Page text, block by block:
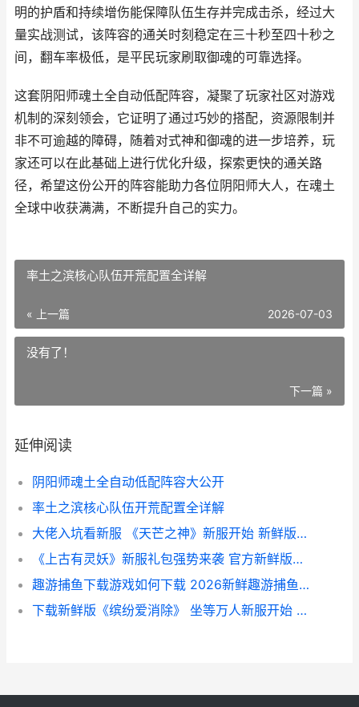
明的护盾和持续增伤能保障队伍生存并完成击杀，经过大
量实战测试，该阵容的通关时刻稳定在三十秒至四十秒之
间，翻车率极低，是平民玩家刷取御魂的可靠选择。
这套阴阳师魂土全自动低配阵容，凝聚了玩家社区对游戏
机制的深刻领会，它证明了通过巧妙的搭配，资源限制并
非不可逾越的障碍，随着对式神和御魂的进一步培养，玩
家还可以在此基础上进行优化升级，探索更快的通关路
径，希望这份公开的阵容能助力各位阴阳师大人，在魂土
全球中收获满满，不断提升自己的实力。
率土之滨核心队伍开荒配置全详解
« 上一篇 2026-07-03
没有了！
下一篇 »
延伸阅读
阴阳师魂土全自动低配阵容大公开
率土之滨核心队伍开荒配置全详解
大佬入坑看新服 《天芒之神》新服开始 新鲜版下载奉上 大佬新手
《上古有灵妖》新服礼包强势来袭 官方新鲜版下载开始 《上古有灵妖》免费阅读
趣游捕鱼下载游戏如何下载 2026新鲜趣游捕鱼如何下载配置操作锦集 趣游捕鱼游戏下载
下载新鲜版《缤纷爱消除》 坐等万人新服开始 下载缤纷